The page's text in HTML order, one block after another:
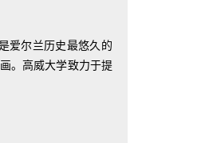
爱尔兰历史最悠久的
。高威大学致力于提